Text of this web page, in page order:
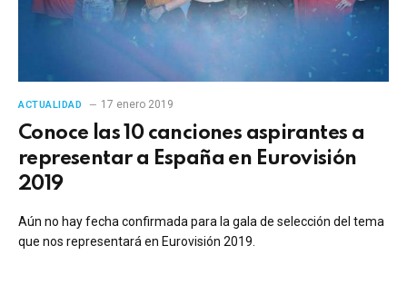
ACTUALIDAD 17 enero 2019
Conoce las 10 canciones aspirantes a
representar a España en Eurovisión
2019
Aún no hay fecha confirmada para la gala de selección del tema
que nos representará en Eurovisión 2019.